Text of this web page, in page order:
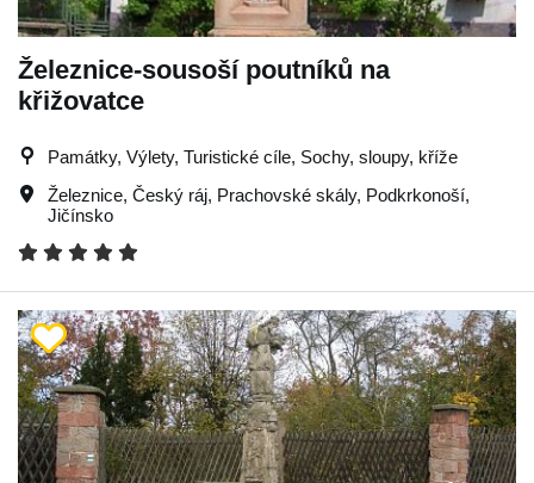
Železnice-sousoší poutníků na
křižovatce
Památky, Výlety, Turistické cíle, Sochy, sloupy, kříže
Železnice, Český ráj, Prachovské skály, Podkrkonoší,
Jičínsko